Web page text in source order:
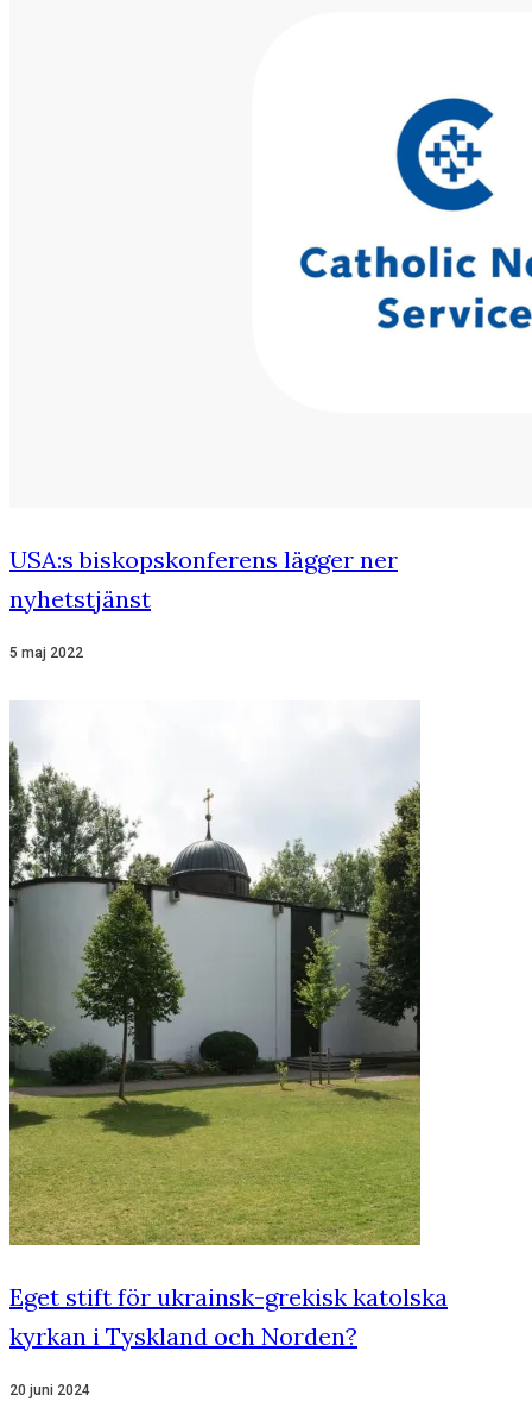
USA:s biskopskonferens lägger ner
nyhetstjänst
5 maj 2022
Eget stift för ukrainsk-grekisk katolska
kyrkan i Tyskland och Norden?
20 juni 2024